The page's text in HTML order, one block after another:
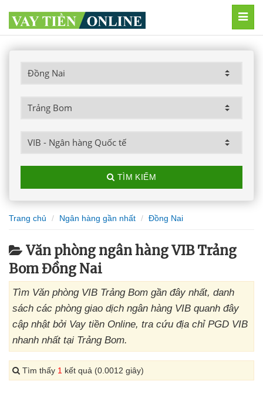
TÌM KIẾM
Trang chủ Ngân hàng gần nhất Đồng Nai
Văn phòng ngân hàng VIB Trảng
Bom Đồng Nai
Tìm Văn phòng VIB Trảng Bom gần đây nhất, danh
sách các phòng giao dịch ngân hàng VIB quanh đây
cập nhật bởi Vay tiền Online, tra cứu địa chỉ PGD VIB
nhanh nhất tại Trảng Bom.
Tìm thấy 1 kết quả (0.0012 giây)